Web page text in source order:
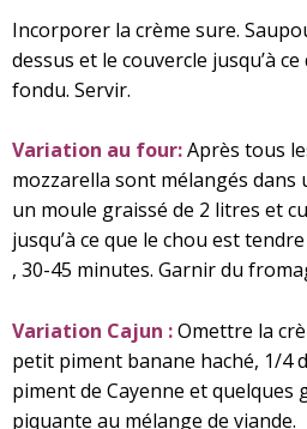
Incorporer la crème sure.
dessus et le couvercle jusqu’à
fondu. Servir.
Variation au four:Après tous
mozzarella sont mélangés dans
un moule graissé de 2 litres et
jusqu’à ce que le chou est
, 30-45 minutes. Garnir du
Variation Cajun :Omettre la
petit piment banane haché, 1/4
piment de Cayenne et quelques
piquante au mélange de viande.